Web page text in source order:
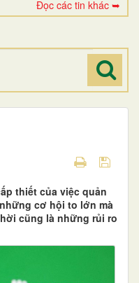
Đọc các tin khác ➥
thiết của việc quản
cơ hội to lớn mà
cũng là những rủi ro